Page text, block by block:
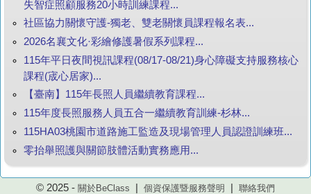
失智症照顧服務20小時訓練課程...
社區協力關懷守護-獨老、雙老關懷員課程報名表...
2026名襄文化·彩繪修護暑假系列課程...
115年平日夜間視訊課程(08/17-08/21)身心障礙支持服務核心
課程(宬心居家)...
【臺南】115年長照人員繼續教育課程...
115年度長照服務人員五合一繼續教育訓練-杉林...
115HA03桃園市道路施工監造及現場管理人員認證訓練班...
零抬舉照護與關節肢體活動實務應用...
© 2025 - 關於BeClass 個資保護暨服務聲明 聯絡我們